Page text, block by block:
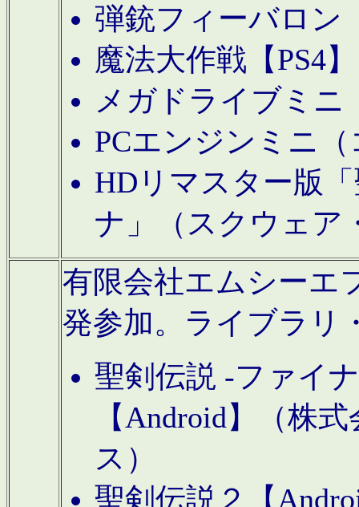
弾銃フィーバロン
魔法大作戦【PS4
メガドライブミニ
PCエンジンミニ
HDリマスター版
ナ」（スクウェア
有限会社エムシーエ
発参加。ライブラリ
聖剣伝説 -ファイ
【Android】（株
ス）
聖剣伝説２【